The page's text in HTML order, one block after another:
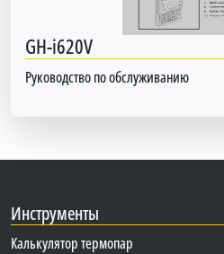
GH-i620V
Руководство по обслуживанию
Инструменты
Калькулятор термопар